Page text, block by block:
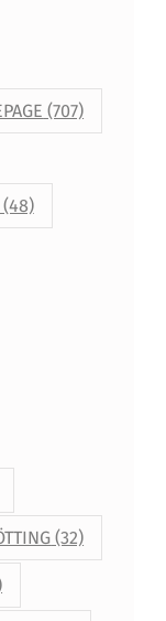
(707)
(32)